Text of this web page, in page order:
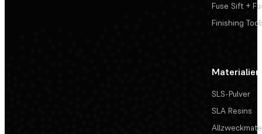
Fuse Sift +
Finishing
Materialien
SLS-Pulver
SLA Resins